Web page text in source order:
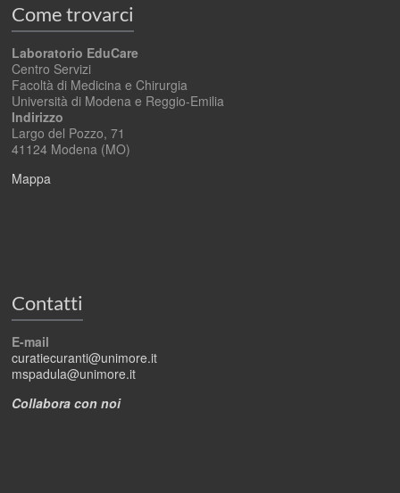
Come trovarci
Laboratorio EduCare
Centro Servizi
Facoltà di Medicina e Chirurgia
Università di Modena e Reggio-Emilia
Indirizzo
Largo del Pozzo, 71
41124 Modena (MO)
Mappa
Contatti
E-mail
curatiecuranti@unimore.it
mspadula@unimore.it
Collabora con noi